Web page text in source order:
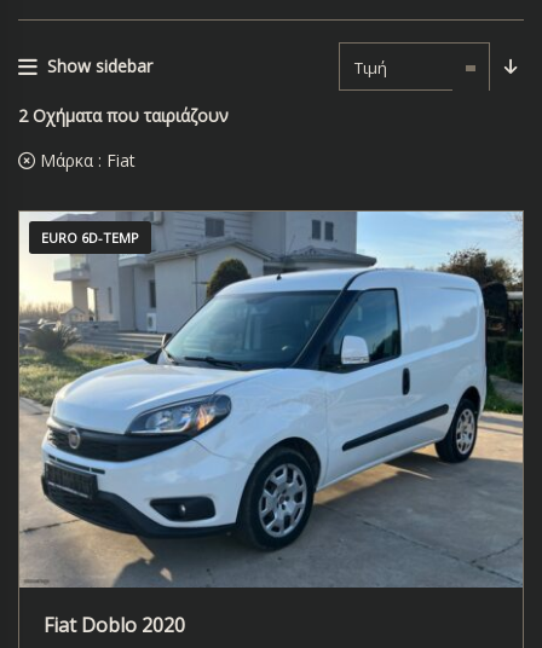
Show sidebar Τιμή
2 Οχήματα που ταιριάζουν
Μάρκα : Fiat
EURO 6D-TEMP
Fiat Doblo 2020